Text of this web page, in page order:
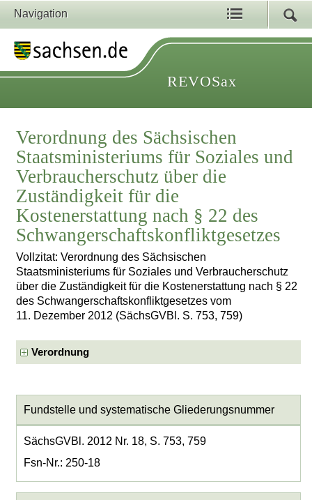
Navigation
REVOSax
Verordnung des Sächsischen
Staatsministeriums für Soziales und
Verbraucherschutz über die
Zuständigkeit für die
Kostenerstattung nach § 22 des
Schwangerschaftskonfliktgesetzes
Vollzitat: Verordnung des Sächsischen
Staatsministeriums für Soziales und Verbraucherschutz
über die Zuständigkeit für die Kostenerstattung nach § 22
des Schwangerschaftskonfliktgesetzes vom
11. Dezember 2012 (SächsGVBl. S. 753, 759)
Verordnung
Fundstelle und systematische Gliederungsnummer
SächsGVBl. 2012 Nr. 18, S. 753, 759
Fsn-Nr.: 250-18